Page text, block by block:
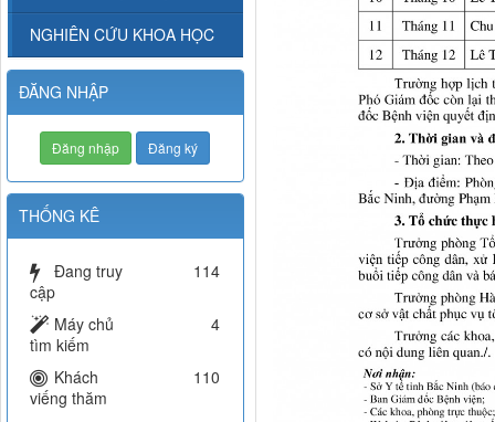
NGHIÊN CỨU KHOA HỌC
ĐĂNG NHẬP
Đăng nhập Đăng ký
THỐNG KÊ
Đang truy
cập
114
Máy chủ
tìm kiếm
4
Khách
viếng thăm
110